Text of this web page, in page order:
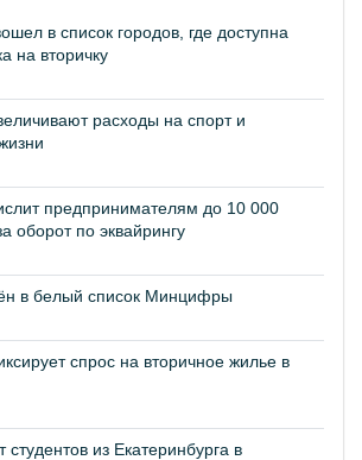
в список городов, где доступна
на вторичку
расходы на спорт и
предпринимателям до 10 000
оборот по эквайрингу
в белый список Минцифры
спрос на вторичное жилье в
из Екатеринбурга в